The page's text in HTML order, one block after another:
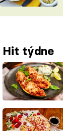
Hit týdne